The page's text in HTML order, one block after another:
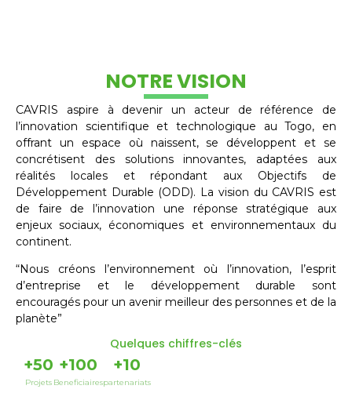
NOTRE VISION
CAVRIS aspire à devenir un acteur de référence de
l’innovation scientifique et technologique au Togo, en
offrant un espace où naissent, se développent et se
concrétisent des solutions innovantes, adaptées aux
réalités locales et répondant aux Objectifs de
Développement Durable (ODD). La vision du CAVRIS est
de faire de l’innovation une réponse stratégique aux
enjeux sociaux, économiques et environnementaux du
continent.
“Nous créons l’environnement où l’innovation, l’esprit
d’entreprise et le développement durable sont
encouragés pour un avenir meilleur des personnes et de la
planète”
Quelques chiffres-clés
Projets
+50
Beneficiaires
+100
partenariats
+10